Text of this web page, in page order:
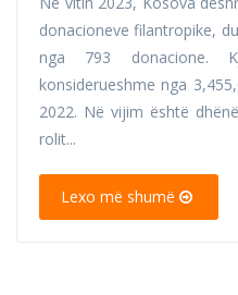
donacioneve filantropike,
nga 793
konsiderueshme nga
2022. Në vijim është
rolit...
Lexo më shumë